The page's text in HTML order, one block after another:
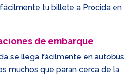
tu billete a Procida en
de embarque
se llega fácilmente en autobús,
muchos que paran cerca de la